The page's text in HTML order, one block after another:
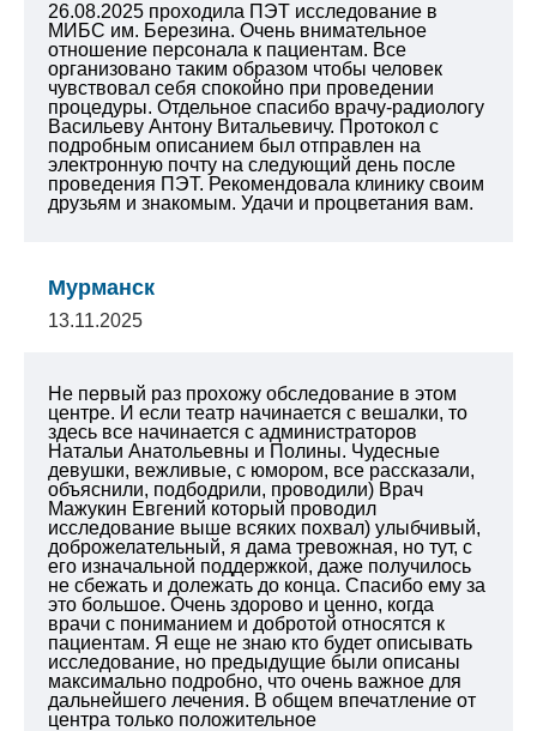
26.08.2025 проходила ПЭТ исследование в
МИБС им. Березина. Очень внимательное
отношение персонала к пациентам. Все
организовано таким образом чтобы человек
чувствовал себя спокойно при проведении
процедуры. Отдельное спасибо врачу-радиологу
Васильеву Антону Витальевичу. Протокол с
подробным описанием был отправлен на
электронную почту на следующий день после
проведения ПЭТ. Рекомендовала клинику своим
друзьям и знакомым. Удачи и процветания вам.
Мурманск
13.11.2025
Не первый раз прохожу обследование в этом
центре. И если театр начинается с вешалки, то
здесь все начинается с администраторов
Натальи Анатольевны и Полины. Чудесные
девушки, вежливые, с юмором, все рассказали,
объяснили, подбодрили, проводили) Врач
Мажукин Евгений который проводил
исследование выше всяких похвал) улыбчивый,
доброжелательный, я дама тревожная, но тут, с
его изначальной поддержкой, даже получилось
не сбежать и долежать до конца. Спасибо ему за
это большое. Очень здорово и ценно, когда
врачи с пониманием и добротой относятся к
пациентам. Я еще не знаю кто будет описывать
исследование, но предыдущие были описаны
максимально подробно, что очень важное для
дальнейшего лечения. В общем впечатление от
центра только положительное